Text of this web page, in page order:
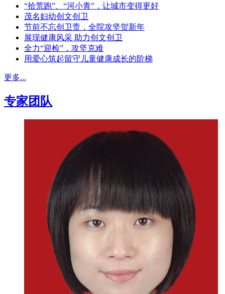
“拾荒跑”、“河小青”，让城市变得更好
茂名妇幼创文创卫
节前不忘创卫责，全院攻坚贺新年
展现健康风采 助力创文创卫
全力“迎检”，攻坚克难
用爱心筑起留守儿童健康成长的阶梯
更多...
专家团队